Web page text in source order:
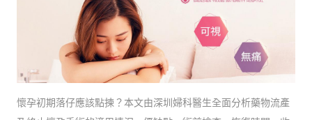
懷孕初期落仔應該點揀？本文由深圳婦科醫生全面分析藥物流產